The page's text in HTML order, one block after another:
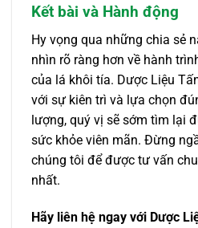
Kết bài và Hành động
Hy vọng qua những chia sẻ
nhìn rõ ràng hơn về hành
của lá khôi tía. Dược Liệu
với sự kiên trì và lựa chọn
lượng, quý vị sẽ sớm tìm lại
sức khỏe viên mãn. Đừng
chúng tôi để được tư vấn
nhất.
Hãy liên hệ ngay với Dược